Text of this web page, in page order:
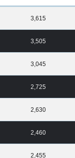
3,615
3,505
3,045
2,725
2,630
2,460
2,455